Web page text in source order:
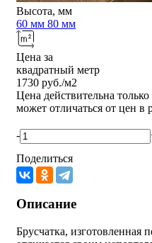
Высота, мм
60 мм 80 мм
Цена за
квадратный метр
1730 руб./м2
Цена действительна
может отличаться от цен в
-
Поделиться
Описание
Брусчатка, изготовленная